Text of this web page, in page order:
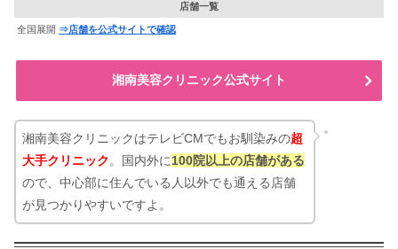
店舗一覧
全国展開 ⇒店舗を公式サイトで確認
湘南美容クリニック公式サイト
湘南美容クリニックはテレビCMでもお馴染みの超
大手クリニック。国内外に100院以上の店舗がある
ので、中心部に住んでいる人以外でも通える店舗
が見つかりやすいですよ。